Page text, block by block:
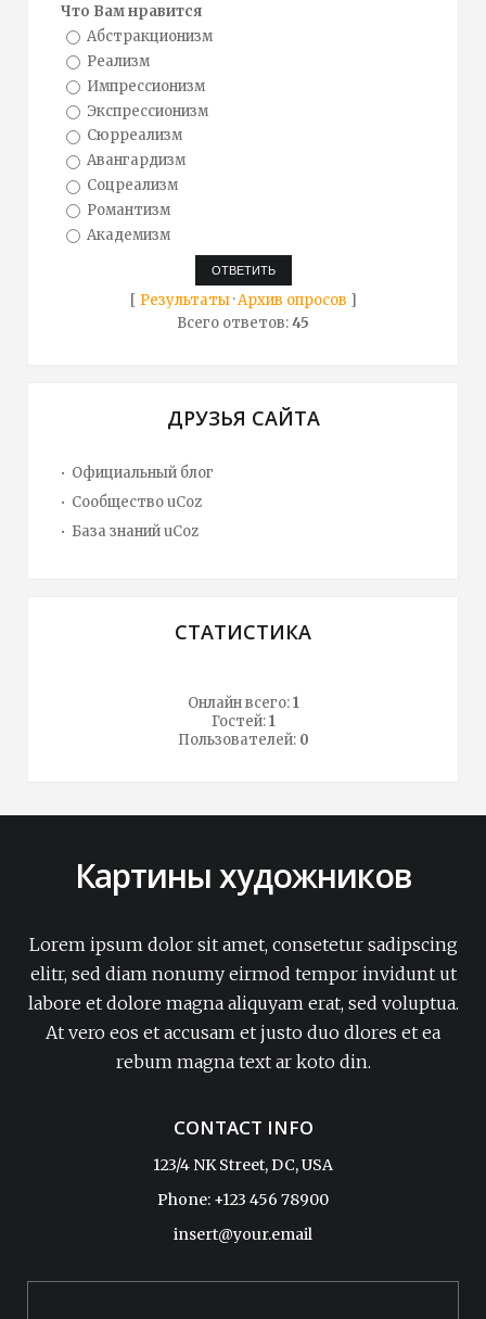
Что Вам нравится
Абстракционизм
Реализм
Импрессионизм
Экспрессионизм
Сюрреализм
Авангардизм
Соцреализм
Романтизм
Академизм
[ Результаты·Архив опросов ]
Всего ответов:45
ДРУЗЬЯ САЙТА
Официальный блог
Сообщество uCoz
База знаний uCoz
СТАТИСТИКА
Онлайн всего:1
Гостей:1
Пользователей: 0
Картины художников
Lorem ipsum dolor sit amet, consetetur sadipscing
elitr, sed diam nonumy eirmod tempor invidunt ut
labore et dolore magna aliquyam erat, sed voluptua.
At vero eos et accusam et justo duo dlores et ea
rebum magna text ar koto din.
CONTACT INFO
123/4 NK Street, DC, USA
Phone: +123 456 78900
insert@your.email